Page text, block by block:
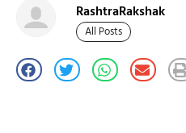
RashtraRakshak
All Posts